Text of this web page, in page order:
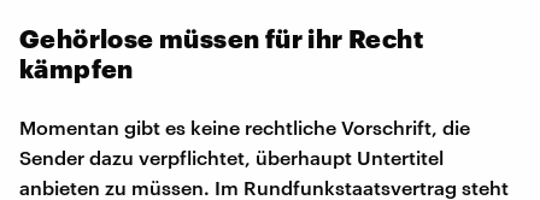
Gehörlose müssen für ihr Recht
kämpfen
Momentan gibt es keine rechtliche Vorschrift, die
Sender dazu verpflichtet, überhaupt Untertitel
anbieten zu müssen. Im Rundfunkstaatsvertrag steht